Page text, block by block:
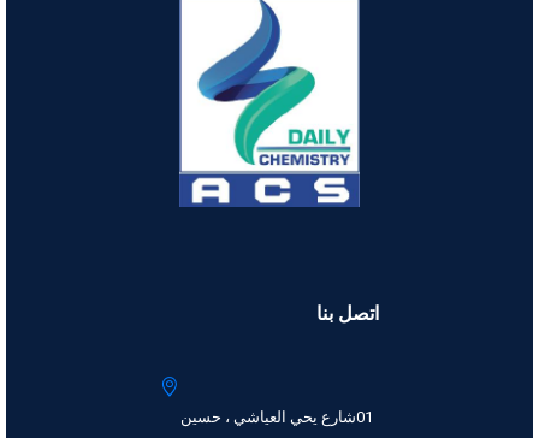
اتصل بنا
01شارع يحي العياشي ، حسين